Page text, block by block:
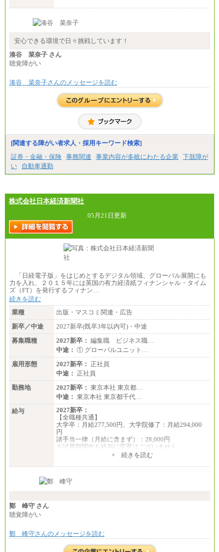
安心できる環境で日々挑戦しています！
湊谷 菜奈子 さん
聴覚障がい
湊谷 菜奈子さんのメッセージを読む
[関連する障がい者求人・採用キーワード検索]
証券・金融・保険 事務関連 事業内容が多岐にわたる企業
下肢障が
い
自動車通勤
株式会社日本経済新聞社
05月21日更新
「日経電子版」をはじめとするデジタル領域、グローバル展開にも
力を入れ、２０１５年には英国の有力経済紙フィナンシャル・タイム
ズ（FT）を発行するフィナン…
続きを読む
業種
出版・マスコミ関連・広告
新卒／中途
2027新卒(既卒3年以内可)・中途
募集職種
2027新卒： 編集職 ビジネス職…
中途： ① グローバルユニット…
雇用形態
2027新卒： 正社員
中途： 正社員
勤務地
2027新卒： 東京本社 東京都…
中途： 東京本社 東京都千代…
給与
2027新卒：
【全職種共通】
大学卒：月給277,500円、大学院修了：月給294,000
円
諸手当一律（月給に含まず）：28,000円
※試用期間中も給与に変更はございません
月給370,000円～
ます。
+ 続きを読む
鄭 峰守 さん
聴覚障がい
鄭 峰守さんのメッセージを読む